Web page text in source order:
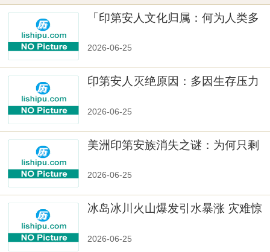
「印第安人文化归属：何为人类多
2026-06-25
印第安人灭绝原因：多因生存压力
2026-06-25
美洲印第安族消失之谜：为何只剩
2026-06-25
冰岛冰川火山爆发引水暴涨 灾难惊
2026-06-25